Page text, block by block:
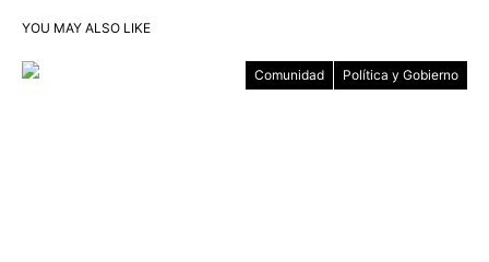
YOU MAY ALSO LIKE
Comunidad Política y Gobierno